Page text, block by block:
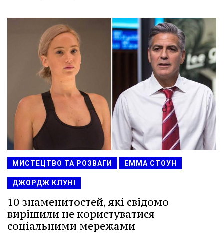
МИСТЕЦТВО ТА РОЗВАГИ ЕММА СТОУН
ДЖОРДЖ КЛУНІ
10 знаменитостей, які свідомо
вирішили не користуватися
соціальними мережами